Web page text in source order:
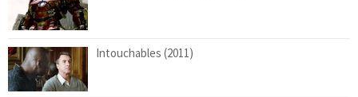
Intouchables (2011)